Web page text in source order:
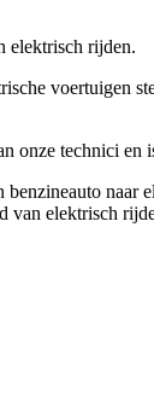
elektrisch rijden.
voertuigen
onze technici
naar
elektrisch